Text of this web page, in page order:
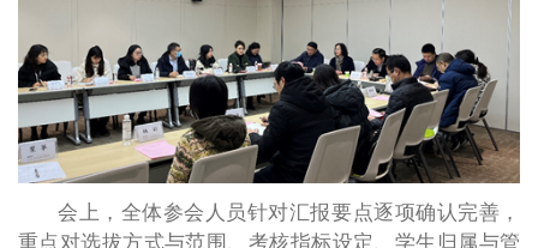
会上，全体参会人员针对汇报要点逐项确认完善，
重点对选拔方式与范围、考核指标设定、学生归属与管